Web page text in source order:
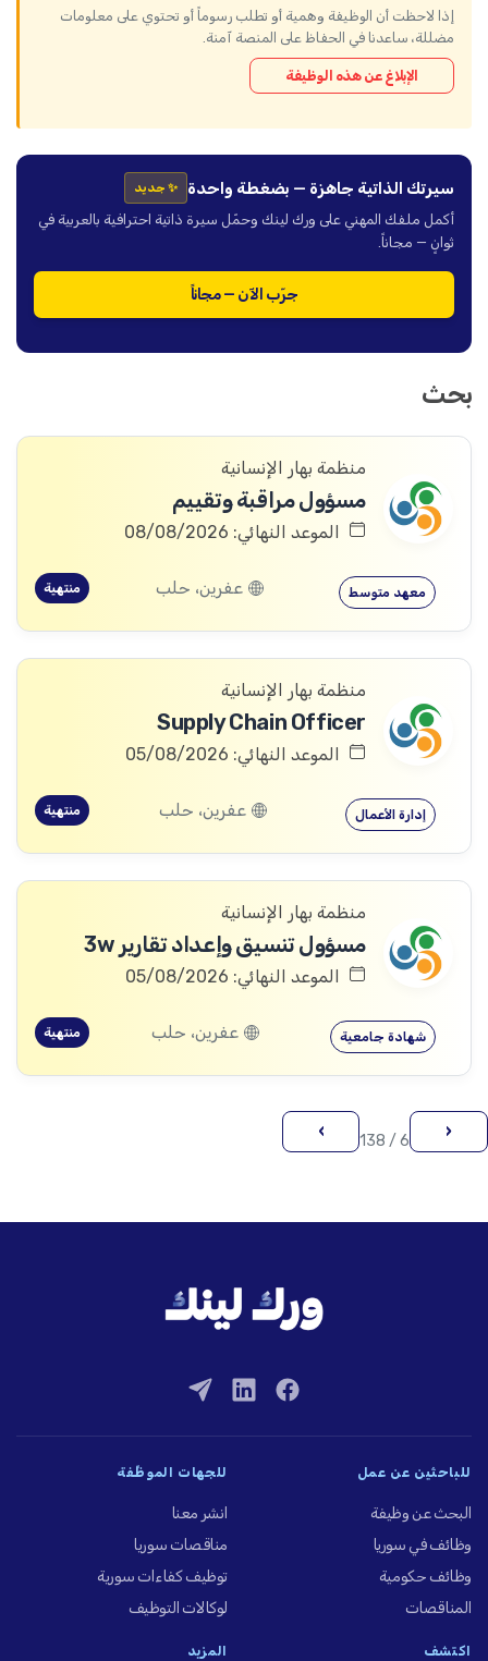
إذا لاحظت أن الوظيفة وهمية أو تطلب رسوماً أو تحتوي على معلومات
مضللة، ساعدنا في الحفاظ على المنصة آمنة.
الإبلاغ عن هذه الوظيفة
سيرتك الذاتية جاهزة — بضغطة واحدة ✨ جديد
أكمل ملفك المهني على ورك لينك وحمّل سيرة ذاتية احترافية بالعربية في
ثوانٍ — مجاناً.
جرّب الآن — مجاناً
بحث
منظمة بهار الإنسانية
مسؤول مراقبة وتقييم
الموعد النهائي: 08/08/2026
معهد متوسط عفرين، حلب منتهية
منظمة بهار الإنسانية
Supply Chain Officer
الموعد النهائي: 05/08/2026
إدارة الأعمال عفرين، حلب منتهية
منظمة بهار الإنسانية
مسؤول تنسيق وإعداد تقارير 3w
الموعد النهائي: 05/08/2026
شهادة جامعية عفرين، حلب منتهية
‹
6 / 138
›
للباحثين عن عمل
البحث عن وظيفة
وظائف في سوريا
وظائف حكومية
المناقصات
للجهات الموظِّفة
انشر معنا
مناقصات سوريا
توظيف كفاءات سورية
لوكالات التوظيف
اكتشف المزيد